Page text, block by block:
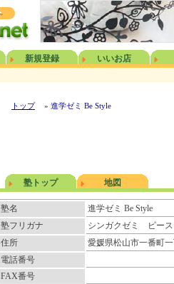
新規登録 いいお店
トップ » 進学ゼミ Be Style
塾トップ 地図
塾名
進学ゼミ Be Style
塾フリガナ
シンガクゼミ ビース
住所
愛媛県松山市一番町
電話番号
FAX番号